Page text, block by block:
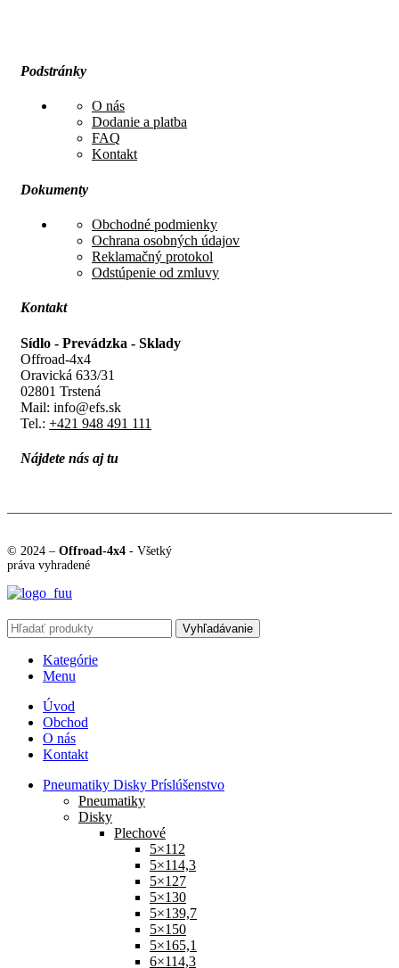
Podstránky
O nás
Dodanie a platba
FAQ
Kontakt
Dokumenty
Obchodné podmienky
Ochrana osobných údajov
Reklamačný protokol
Odstúpenie od zmluvy
Kontakt
Sídlo - Prevádzka - Sklady
Offroad-4x4
Oravická 633/31
02801 Trstená
Mail: info@efs.sk
Tel.: +421 948 491 111
Nájdete nás aj tu
© 2024 – Offroad-4x4 - Všetký
práva vyhradené
Vyhľadávanie
Kategórie
Menu
Úvod
Obchod
O nás
Kontakt
Pneumatiky Disky Príslúšenstvo
Pneumatiky
Disky
Plechové
5×112
5×114,3
5×127
5×130
5×139,7
5×150
5×165,1
6×114,3